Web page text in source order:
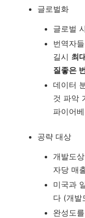
글로벌화
글로벌
번역자
길시 최
질좋은
데이터
것 파악
파이어
공략 대상
개발도
자당 매
미국과
다 (개발
완성도